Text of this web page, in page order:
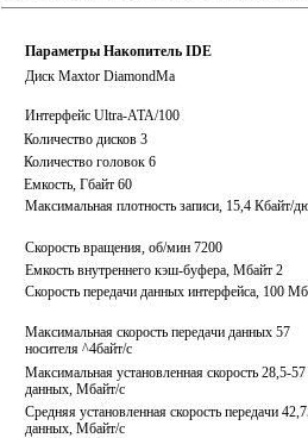
Параметры Накопитель IDE
Диск Maxtor DiamondMa
Интерфейс Ultra-ATA/100
Количество дисков 3
Количество головок 6
Емкость, Гбайт 60
Максимальная плотность записи, 15,4 Кбайт/
Скорость вращения, об/мин 7200
Емкость внутреннего кэш-буфера, Мбайт 2
Скорость передачи данных интерфейса, 100
Максимальная скорость передачи данных 57
носителя ^4байт/с
Максимальная установленная скорость 28,5-57
данных, Мбайт/с
Средняя установленная скорость передачи
данных, Мбайт/с